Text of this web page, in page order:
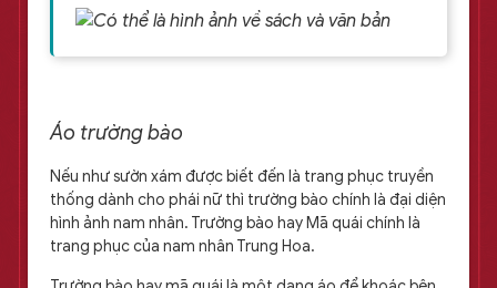
Áo trường bào
Nếu như sườn xám được biết đến là trang phục truyền
thống dành cho phái nữ thì trường bào chính là đại diện
hình ảnh nam nhân. Trường bào hay Mã quái chính là
trang phục của nam nhân Trung Hoa.